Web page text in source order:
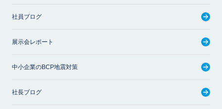
社員ブログ
展示会レポート
中小企業のBCP地震対策
社長ブログ